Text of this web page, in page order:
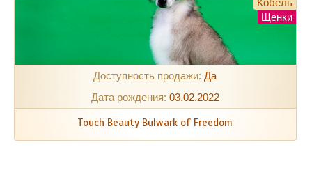
Щенки
Доступность продажи:Да
Дата рождения: 03.02.2022
Touch Beauty Bulwark of Freedom